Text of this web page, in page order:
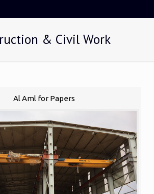
& Civil Work
Al Aml for Papers